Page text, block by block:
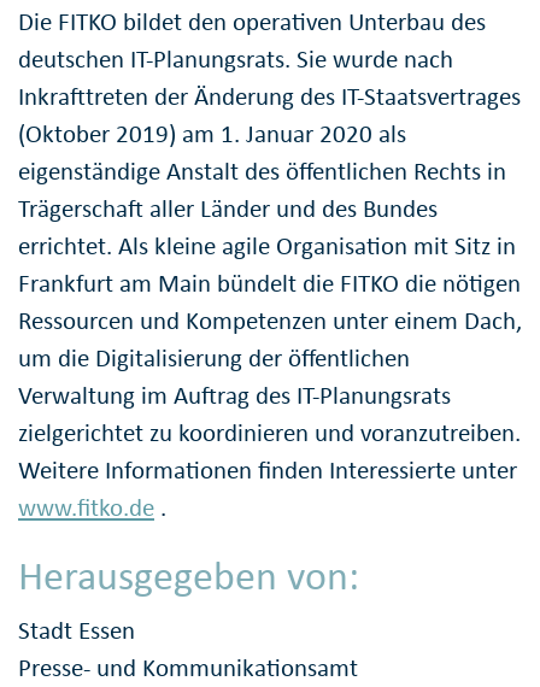
Die FITKO bildet den operativen Unterbau des
deutschen IT-Planungsrats. Sie wurde nach
Inkrafttreten der Änderung des IT-Staatsvertrages
(Oktober 2019) am 1. Januar 2020 als
eigenständige Anstalt des öffentlichen Rechts in
Trägerschaft aller Länder und des Bundes
errichtet. Als kleine agile Organisation mit Sitz in
Frankfurt am Main bündelt die FITKO die nötigen
Ressourcen und Kompetenzen unter einem Dach,
um die Digitalisierung der öffentlichen
Verwaltung im Auftrag des IT-Planungsrats
zielgerichtet zu koordinieren und voranzutreiben.
Weitere Informationen finden Interessierte unter
www.fitko.de .
Herausgegeben von:
Stadt Essen
Presse- und Kommunikationsamt